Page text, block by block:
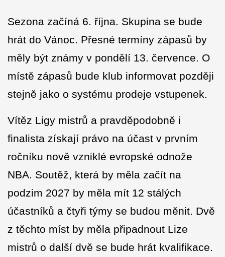
Sezona začíná 6. října. Skupina se bude
hrát do Vánoc. Přesné termíny zápasů by
měly být známy v pondělí 13. července. O
místě zápasů bude klub informovat později
stejně jako o systému prodeje vstupenek.
Vítěz Ligy mistrů a pravděpodobně i
finalista získají právo na účast v prvním
ročníku nově vzniklé evropské odnože
NBA. Soutěž, která by měla začít na
podzim 2027 by měla mít 12 stálých
účastníků a čtyři týmy se budou měnit. Dvě
z těchto míst by měla připadnout Lize
mistrů o další dvě se bude hrát kvalifikace.